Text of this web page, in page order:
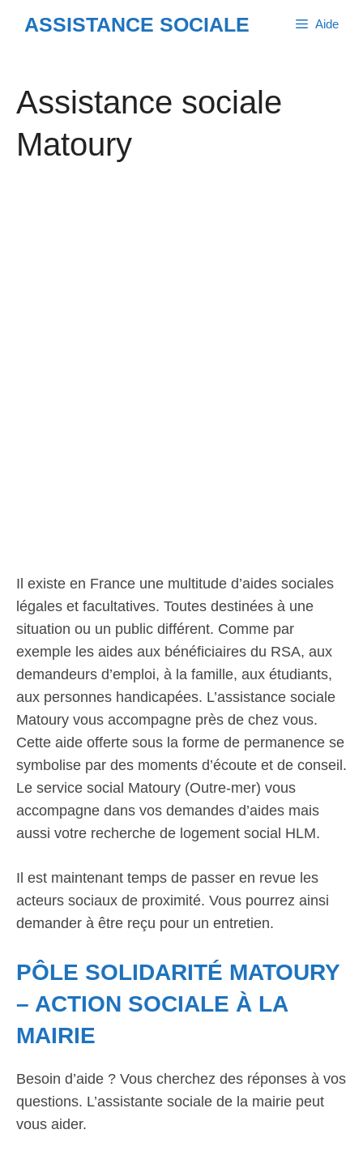
ASSISTANCE SOCIALE Aide
Assistance sociale
Matoury
Il existe en France une multitude d’aides sociales
légales et facultatives. Toutes destinées à une
situation ou un public différent. Comme par
exemple les aides aux bénéficiaires du RSA, aux
demandeurs d’emploi, à la famille, aux étudiants,
aux personnes handicapées. L’assistance sociale
Matoury vous accompagne près de chez vous.
Cette aide offerte sous la forme de permanence se
symbolise par des moments d’écoute et de conseil.
Le service social Matoury (Outre-mer) vous
accompagne dans vos demandes d’aides mais
aussi votre recherche de logement social HLM.
Il est maintenant temps de passer en revue les
acteurs sociaux de proximité. Vous pourrez ainsi
demander à être reçu pour un entretien.
PÔLE SOLIDARITÉ MATOURY
– ACTION SOCIALE À LA
MAIRIE
Besoin d’aide ? Vous cherchez des réponses à vos
questions. L’assistante sociale de la mairie peut
vous aider.